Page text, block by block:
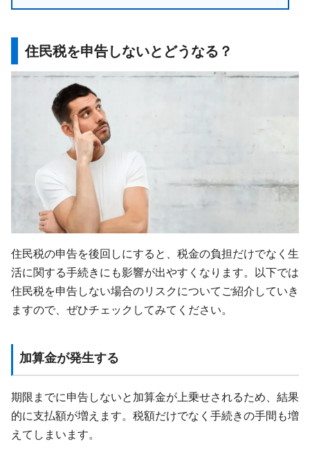
住民税を申告しないとどうなる？
住民税の申告を後回しにすると、税金の負担だけでなく生
活に関する手続きにも影響が出やすくなります。以下では
住民税を申告しない場合のリスクについてご紹介していき
ますので、ぜひチェックしてみてください。
加算金が発生する
期限までに申告しないと加算金が上乗せされるため、結果
的に支払額が増えます。税額だけでなく手続きの手間も増
えてしまいます。